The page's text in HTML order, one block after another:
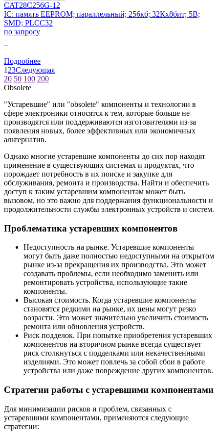
CAT28C256G-12
IC: память EEPROM; параллельный; 256кб; 32Кx8бит; 5В;
SMD; PLCC32
по запросу
Подробнее
1 23Следующая
20 50 100 200
Obsolete
"Устаревшие" или "obsolete" компоненты и технологии в
сфере электроники относятся к тем, которые больше не
производятся или поддерживаются изготовителями из-за
появления новых, более эффективных или экономичных
альтернатив.
Однако многие устаревшие компоненты до сих пор находят
применение в существующих системах и продуктах, что
порождает потребность в их поиске и закупке для
обслуживания, ремонта и производства. Найти и обеспечить
доступ к таким устаревшим компонентам может быть
вызовом, но это важно для поддержания функциональности и
продолжительности службы электронных устройств и систем.
Проблематика устаревших компонентов
Недоступность на рынке. Устаревшие компоненты
могут быть даже полностью недоступными на открытом
рынке из-за прекращения их производства. Это может
создавать проблемы, если необходимо заменить или
ремонтировать устройства, использующие такие
компоненты.
Высокая стоимость. Когда устаревшие компоненты
становятся редкими на рынке, их цены могут резко
возрасти. Это может значительно увеличить стоимость
ремонта или обновления устройств.
Риск подделок. При попытке приобретения устаревших
компонентов на вторичном рынке всегда существует
риск столкнуться с подделками или некачественными
изделиями. Это может повлечь за собой сбои в работе
устройства или даже повреждение других компонентов.
Стратегии работы с устаревшими компонентами
Для минимизации рисков и проблем, связанных с
устаревшими компонентами, применяются следующие
стратегии: